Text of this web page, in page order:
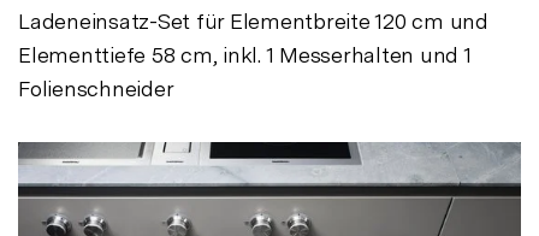
Ladeneinsatz-Set für Elementbreite 120 cm und
Elementtiefe 58 cm, inkl. 1 Messerhalten und 1
Folienschneider